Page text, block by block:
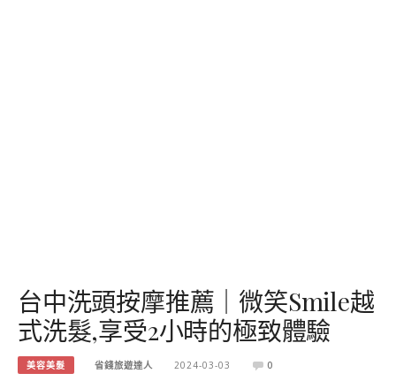
台中洗頭按摩推薦｜微笑Smile越
式洗髮,享受2小時的極致體驗
美容美髮 省錢旅遊達人 2024-03-03 0